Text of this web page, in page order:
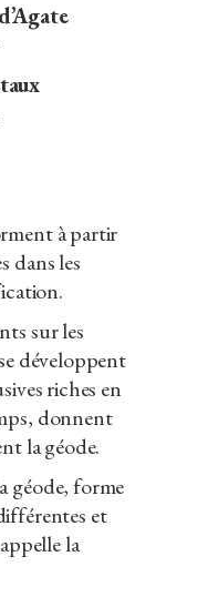
à partir
dans les
sur les
développent
riches en
donnent
la géode.
géode, forme
et
la